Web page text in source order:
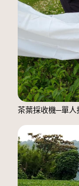
茶葉採收機─單人